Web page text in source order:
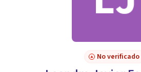
No verificado